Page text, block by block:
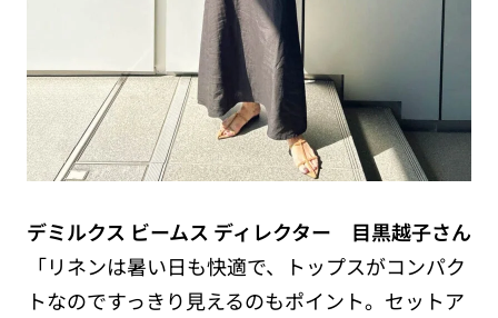
デミルクス ビームス ディレクター 目黒越子さん
「リネンは暑い日も快適で、トップスがコンパク
トなのですっきり見えるのもポイント。セットア